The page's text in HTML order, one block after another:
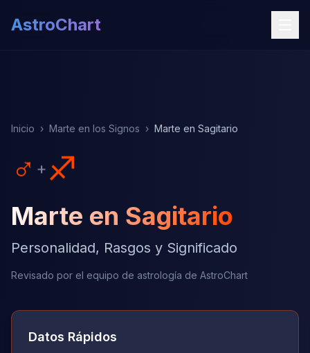
AstroChart
Inicio › Marte en los Signos › Marte en Sagitario
♂ + ♐
Marte en Sagitario
Personalidad, Rasgos y Significado
Revisado por el equipo de astrología de AstroChart
Datos Rápidos